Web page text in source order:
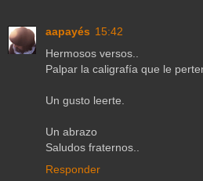
aapayés 15:42
Hermosos versos..
Palpar la caligrafía que le
Un gusto leerte.
Un abrazo
Saludos fraternos..
Responder